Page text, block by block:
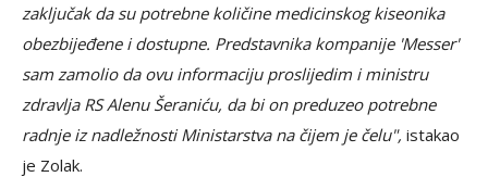
zaključak da su potrebne količine medicinskog kiseonika
obezbijeđene i dostupne. Predstavnika kompanije 'Messer'
sam zamolio da ovu informaciju proslijedim i ministru
zdravlja RS Alenu Šeraniću, da bi on preduzeo potrebne
radnje iz nadležnosti Ministarstva na čijem je čelu", istakao
je Zolak.